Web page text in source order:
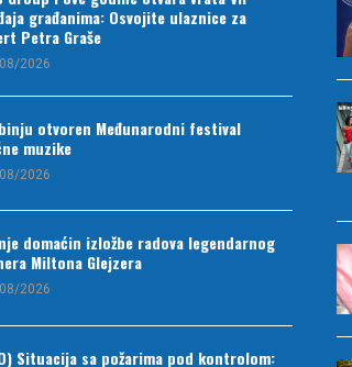
građanima: Osvojite ulaznice za
Petra Graše
2026
otvoren Međunarodni festival
muzike
2026
domaćin izložbe radova legendarnog
Miltona Glejzera
2026
Situacija sa požarima pod kontrolom: